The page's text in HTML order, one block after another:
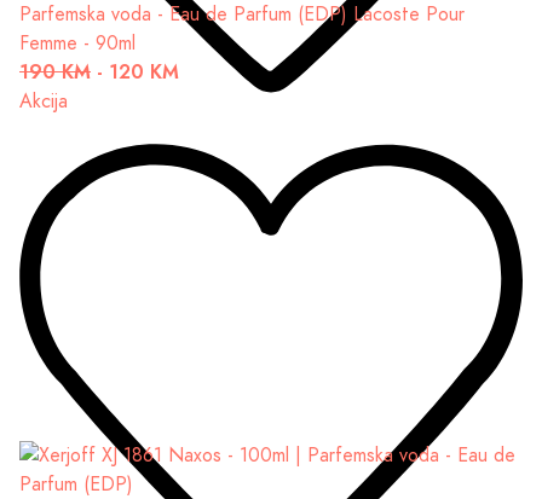
Parfemska voda - Eau de Parfum (EDP) Lacoste Pour
Femme - 90ml
190 KM - 120 KM
Akcija